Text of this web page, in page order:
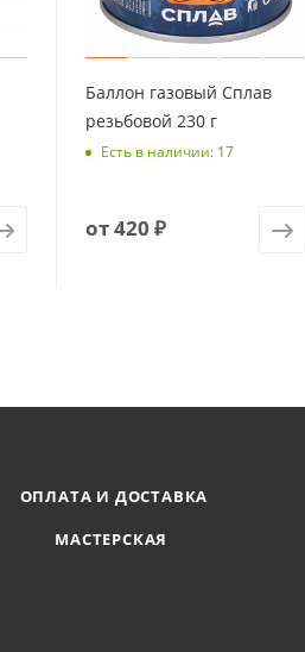
Баллон газовый Сплав
резьбовой 230 г
Есть в наличии: 17
от420 ₽
ОПЛАТА И ДОСТАВКА
МАСТЕРСКАЯ